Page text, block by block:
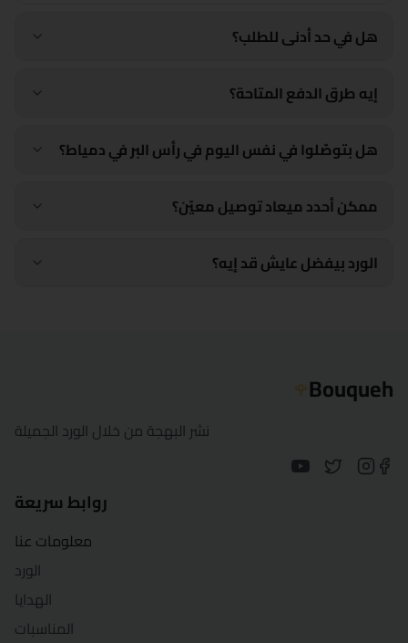
هل في حد أدنى للطلب؟
إيه طرق الدفع المتاحة؟
هل بتوصّلوا في نفس اليوم في رأس البر في دمياط؟
ممكن أحدد ميعاد توصيل معيّن؟
الورد بيفضل عايش قد إيه؟
Bouqueh
🌹
نشر البهجة من خلال الورد الجميلة
روابط سريعة
معلومات عنا
الورد
الهدايا
المناسبات
شبين الكوم
طنطا
الزقازيق